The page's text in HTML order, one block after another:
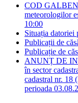
COD GALBEN
meteorologilor
10:00
Situația datoriei
Publicații de
Publicație de
ANUNȚ DE
în sector
cadastral nr. 18
perioada